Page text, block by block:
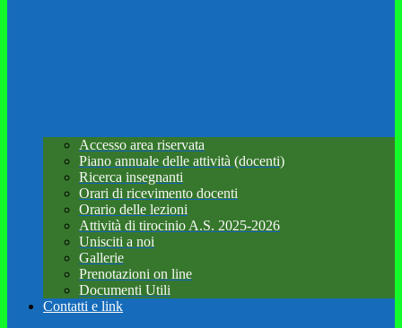
Accesso area riservata
Piano annuale delle attività (docenti)
Ricerca insegnanti
Orari di ricevimento docenti
Orario delle lezioni
Attività di tirocinio A.S. 2025-2026
Unisciti a noi
Gallerie
Prenotazioni on line
Documenti Utili
Contatti e link